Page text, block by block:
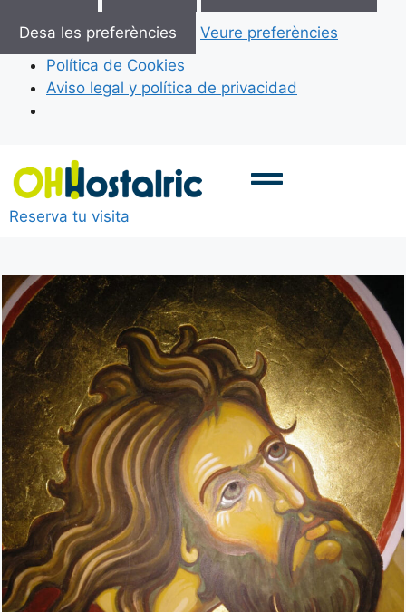
Desa les preferències
Veure preferències
Política de Cookies
Aviso legal y política de privacidad
Reserva tu visita